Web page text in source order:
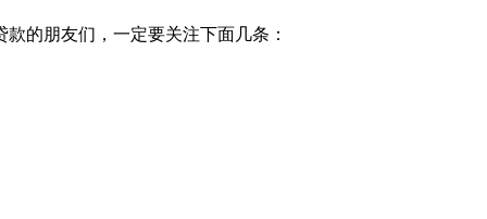
的朋友们，一定要关注下面几条：